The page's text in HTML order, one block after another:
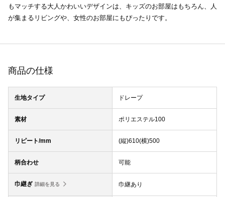
もマッチする大人かわいいデザインは、キッズのお部屋はもちろん、人
が集まるリビングや、女性のお部屋にもぴったりです。
商品の仕様
生地タイプ ドレープ
素材 ポリエステル100
リピート/mm (縦)610(横)500
柄合わせ 可能
巾継ぎ 詳細を見る 巾継あり